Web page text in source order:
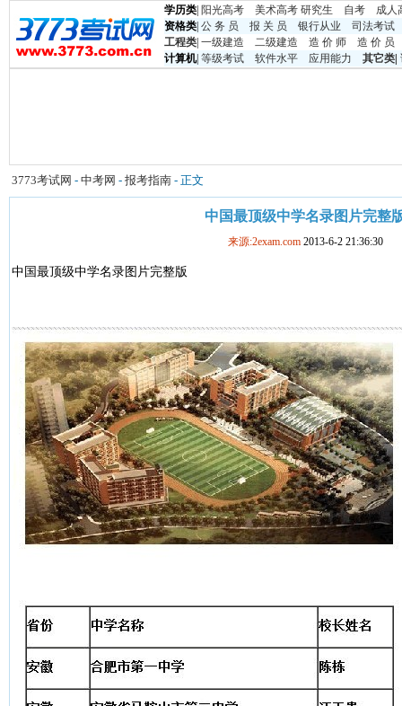
学历类 阳光高考 美术高考 研究生 自考
成人
资格类 公 务 员 报 关 员 银行从业
司法考试
工程类 一级建造 二级建造 造 价 师
造 价 员
计算机| 等级考试 软件水平 应用能力 其它类
3773考试网 - 中考网 - 报考指南 - 正文
中国最顶级中学名录图片完整
来源:2exam.com 2013-6-2 21:36:30
中国最顶级中学名录图片完整版